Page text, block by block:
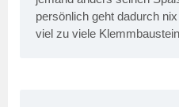
persönlich geht dadurch
viel zu viele